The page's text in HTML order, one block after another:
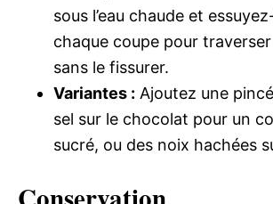
sous l’eau chaude et
chaque coupe pour
sans le fissurer.
Variantes : Ajoutez une
sel sur le chocolat pour un
sucré, ou des noix hachées